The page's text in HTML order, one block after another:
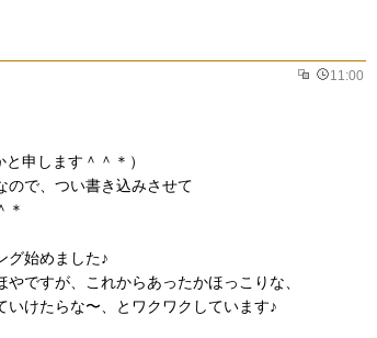
11:00
申します＾＾＊）
ので、つい書き込みさせて
＊
グ始めました♪
やですが、これからあったかほっこりな、
いけたらな〜、とワクワクしています♪